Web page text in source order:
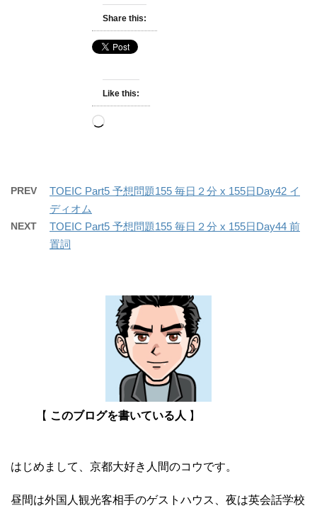
Share this:
Like this:
Loading…
PREV
TOEIC Part5 予想問題155 毎日２分 x 155日Day42 イ
ディオム
NEXT
TOEIC Part5 予想問題155 毎日２分 x 155日Day44 前
置詞
【 このブログを書いている人 】
はじめまして、京都大好き人間のコウです。
昼間は外国人観光客相手のゲストハウス、夜は英会話学校